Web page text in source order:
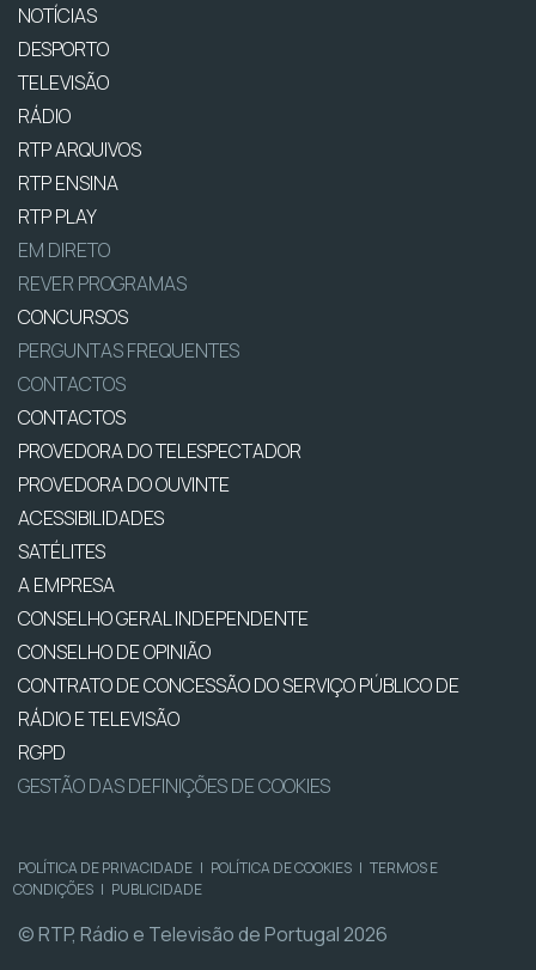
NOTÍCIAS
DESPORTO
TELEVISÃO
RÁDIO
RTP ARQUIVOS
RTP ENSINA
RTP PLAY
EM DIRETO
REVER PROGRAMAS
CONCURSOS
PERGUNTAS FREQUENTES
CONTACTOS
CONTACTOS
PROVEDORA DO TELESPECTADOR
PROVEDORA DO OUVINTE
ACESSIBILIDADES
SATÉLITES
A EMPRESA
CONSELHO GERAL INDEPENDENTE
CONSELHO DE OPINIÃO
CONTRATO DE CONCESSÃO DO SERVIÇO PÚBLICO DE
RÁDIO E TELEVISÃO
RGPD
GESTÃO DAS DEFINIÇÕES DE COOKIES
POLÍTICA DE PRIVACIDADE | POLÍTICA DE COOKIES | TERMOS E
CONDIÇÕES | PUBLICIDADE
© RTP, Rádio e Televisão de Portugal 2026